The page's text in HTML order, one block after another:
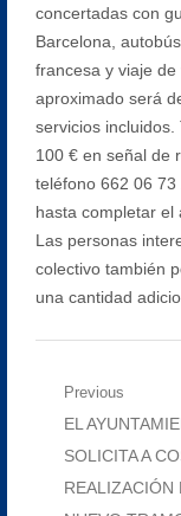
concertadas con
Barcelona,
francesa y viaje
aproximado será
servicios
100 € en señal de
teléfono 662 06
hasta completar el
Las personas
colectivo también
una cantidad
Navegación
entradas
Previous
Previous
post:
EL
SOLICITA A
REALIZACIÓN